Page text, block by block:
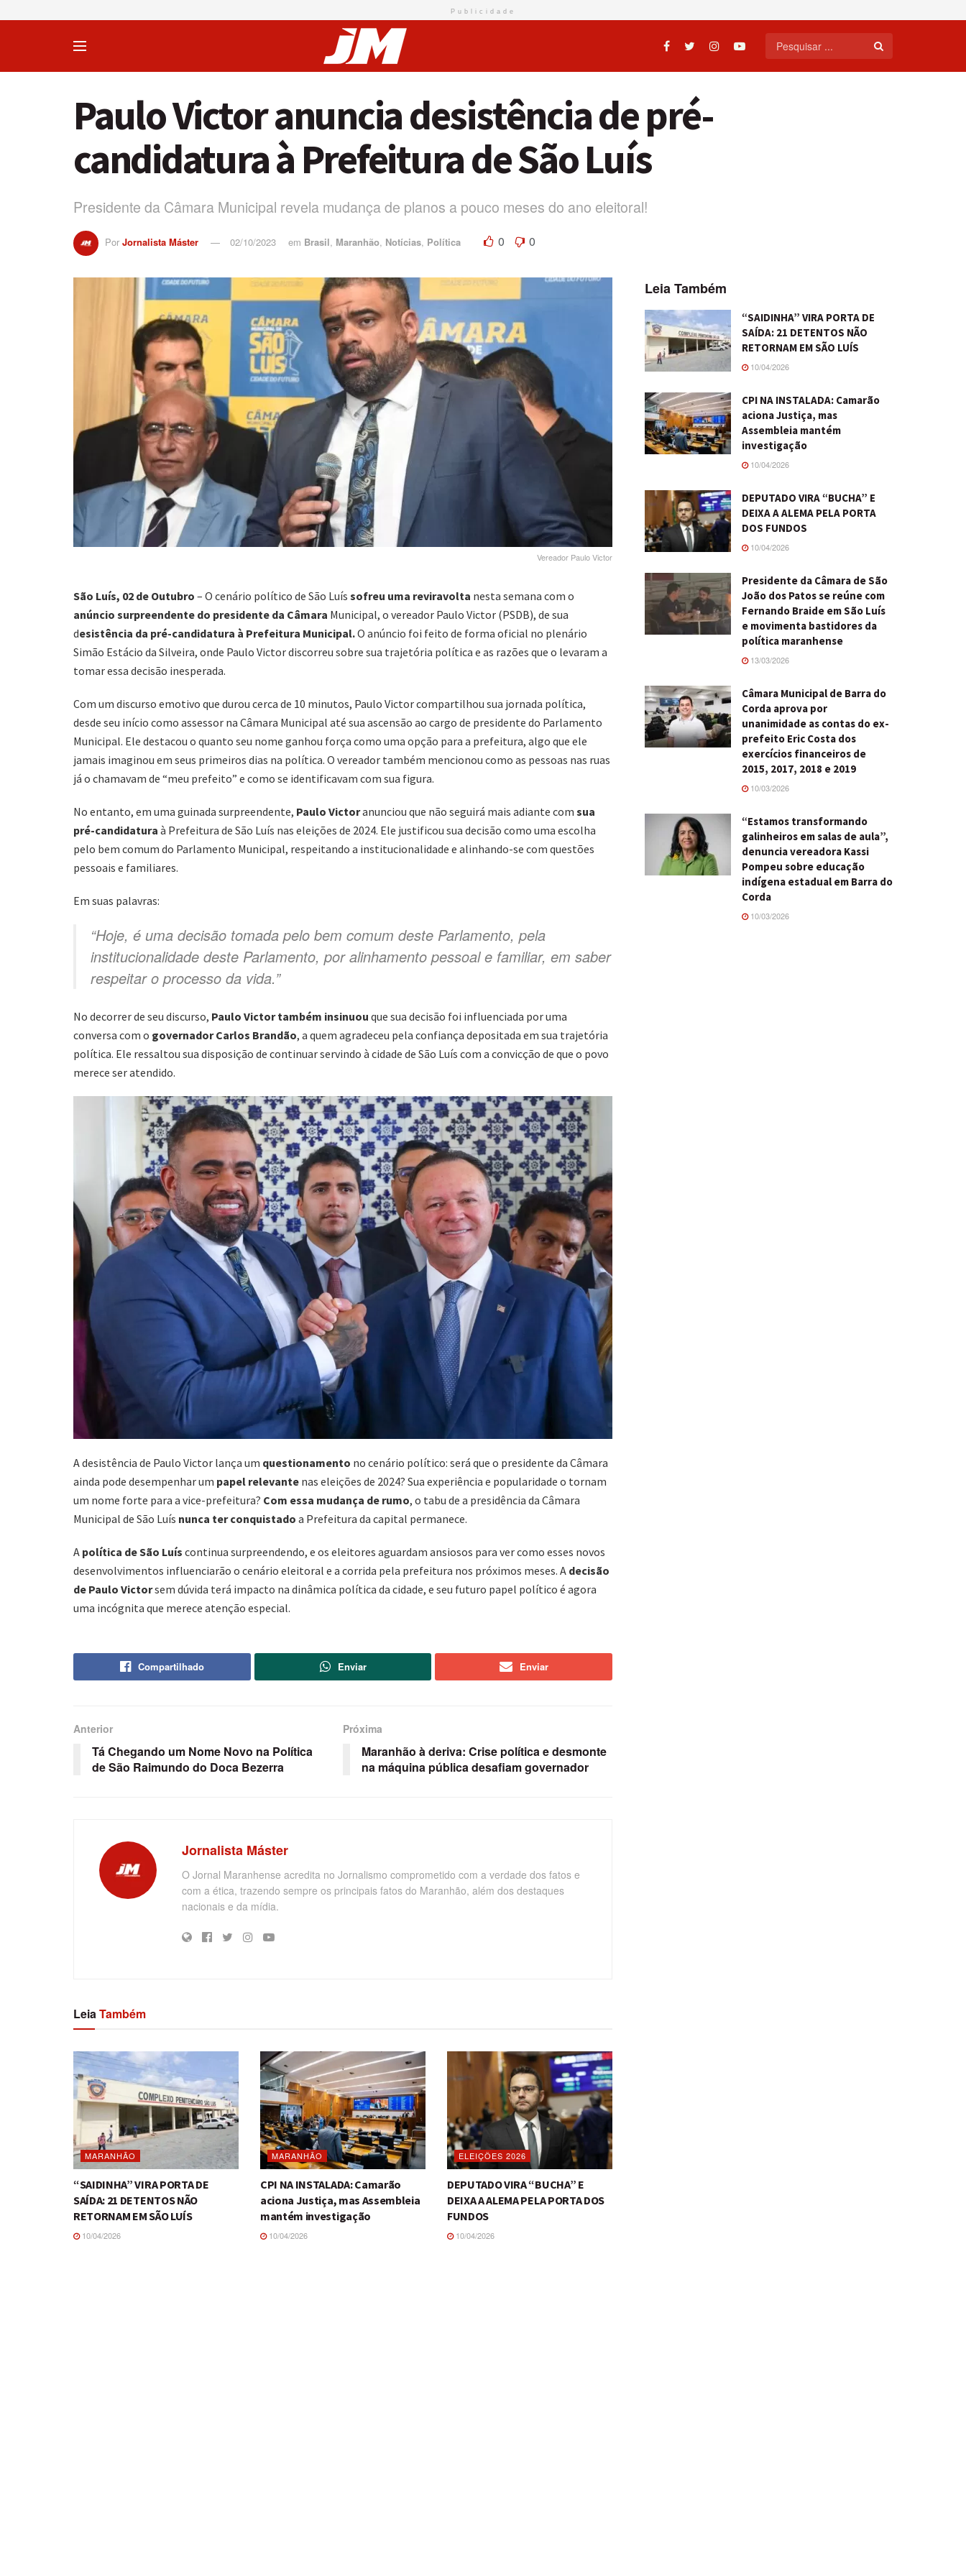
Publicidade
Paulo Victor anuncia desistência de pré-
candidatura à Prefeitura de São Luís
Presidente da Câmara Municipal revela mudança de planos a pouco meses do ano eleitoral!
Por Jornalista Máster 02/10/2023 em Brasil, Maranhão, Notícias, Política 0 0
Vereador Paulo Victor
São Luís, 02 de Outubro – O cenário político de São Luís sofreu uma reviravolta nesta semana com o
anúncio surpreendente do presidente da Câmara Municipal, o vereador Paulo Victor (PSDB), de sua
desistência da pré-candidatura à Prefeitura Municipal.O anúncio foi feito de forma oficial no plenário
Simão Estácio da Silveira, onde Paulo Victor discorreu sobre sua trajetória política e as razões que o levaram a
tomar essa decisão inesperada.
Com um discurso emotivo que durou cerca de 10 minutos, Paulo Victor compartilhou sua jornada política,
desde seu início como assessor na Câmara Municipal até sua ascensão ao cargo de presidente do Parlamento
Municipal. Ele destacou o quanto seu nome ganhou força como uma opção para a prefeitura, algo que ele
jamais imaginou em seus primeiros dias na política. O vereador também mencionou como as pessoas nas ruas
já o chamavam de “meu prefeito” e como se identificavam com sua figura.
No entanto, em uma guinada surpreendente, Paulo Victoranunciou que não seguirá mais adiante com sua
pré-candidatura à Prefeitura de São Luís nas eleições de 2024. Ele justificou sua decisão como uma escolha
pelo bem comum do Parlamento Municipal, respeitando a institucionalidade e alinhando-se com questões
pessoais e familiares.
Em suas palavras:
“Hoje, é uma decisão tomada pelo bem comum deste Parlamento, pela
institucionalidade deste Parlamento, por alinhamento pessoal e familiar, em saber
respeitar o processo da vida.”
No decorrer de seu discurso, Paulo Victor também insinuou que sua decisão foi influenciada por uma
conversa com o governador Carlos Brandão, a quem agradeceu pela confiança depositada em sua trajetória
política. Ele ressaltou sua disposição de continuar servindo à cidade de São Luís com a convicção de que o povo
merece ser atendido.
A desistência de Paulo Victor lança um questionamento no cenário político: será que o presidente da Câmara
ainda pode desempenhar um papel relevante nas eleições de 2024? Sua experiência e popularidade o tornam
um nome forte para a vice-prefeitura? Com essa mudança de rumo, o tabu de a presidência da Câmara
Municipal de São Luís nunca ter conquistado a Prefeitura da capital permanece.
A política de São Luís continua surpreendendo, e os eleitores aguardam ansiosos para ver como esses novos
desenvolvimentos influenciarão o cenário eleitoral e a corrida pela prefeitura nos próximos meses. A decisão
de Paulo Victorsem dúvida terá impacto na dinâmica política da cidade, e seu futuro papel político é agora
uma incógnita que merece atenção especial.
Compartilhado Enviar Enviar
Anterior
Tá Chegando um Nome Novo na Política
de São Raimundo do Doca Bezerra
Próxima
Maranhão à deriva: Crise política e desmonte
na máquina pública desafiam governador
Jornalista Máster
O Jornal Maranhense acredita no Jornalismo comprometido com a verdade dos fatos e
com a ética, trazendo sempre os principais fatos do Maranhão, além dos destaques
nacionais e da mídia.
LeiaTambém
MARANHÃO
“SAIDINHA” VIRA PORTA DE
SAÍDA: 21 DETENTOS NÃO
RETORNAM EM SÃO LUÍS
10/04/2026
MARANHÃO
CPI NA INSTALADA: Camarão
aciona Justiça, mas Assembleia
mantém investigação
10/04/2026
ELEIÇÕES 2026
DEPUTADO VIRA “BUCHA” E
DEIXA A ALEMA PELA PORTA DOS
FUNDOS
10/04/2026
Leia Também
“SAIDINHA” VIRA PORTA DE
SAÍDA: 21 DETENTOS NÃO
RETORNAM EM SÃO LUÍS
10/04/2026
CPI NA INSTALADA: Camarão
aciona Justiça, mas
Assembleia mantém
investigação
10/04/2026
DEPUTADO VIRA “BUCHA” E
DEIXA A ALEMA PELA PORTA
DOS FUNDOS
10/04/2026
Presidente da Câmara de São
João dos Patos se reúne com
Fernando Braide em São Luís
e movimenta bastidores da
política maranhense
13/03/2026
Câmara Municipal de Barra do
Corda aprova por
unanimidade as contas do ex-
prefeito Eric Costa dos
exercícios financeiros de
2015, 2017, 2018 e 2019
10/03/2026
“Estamos transformando
galinheiros em salas de aula”,
denuncia vereadora Kassi
Pompeu sobre educação
indígena estadual em Barra do
Corda
10/03/2026